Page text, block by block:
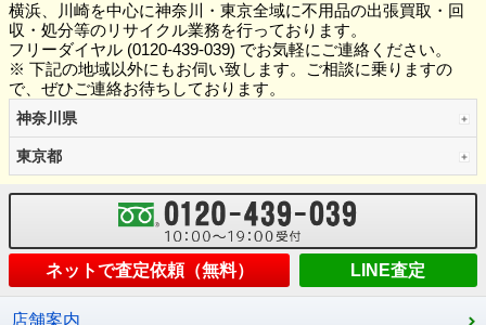
横浜、川崎を中心に神奈川・東京全域に不用品の出張買取・回
収・処分等のリサイクル業務を行っております。
フリーダイヤル (0120-439-039) でお気軽にご連絡ください。
※ 下記の地域以外にもお伺い致します。ご相談に乗りますの
で、ぜひご連絡お待ちしております。
神奈川県
東京都
ネットで査定依頼（無料） LINE査定
店舗案内